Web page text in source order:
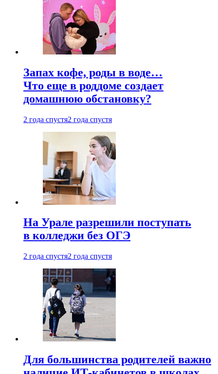
Запах кофе, роды в воде…
Что еще в роддоме создает
домашнюю обстановку?
2 года спустя2 года спустя
На Урале разрешили поступать
в колледжи без ОГЭ
2 года спустя2 года спустя
Для большинства родителей важно